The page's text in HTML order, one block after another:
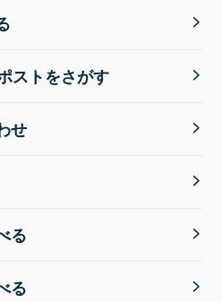
ストをさがす
せ
る
る